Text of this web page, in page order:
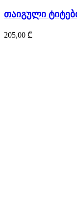
თაიგული
205,00 ₾